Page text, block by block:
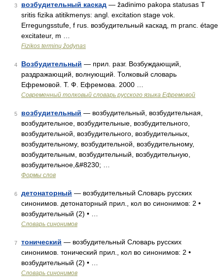
3 возбудительный каскад — žadinimo pakopa statusas T
sritis fizika atitikmenys: angl. excitation stage vok.
Erregungsstufe, f rus. возбудительный каскад, m pranc. étage
excitateur, m …
Fizikos terminų žodynas
4 Возбудительный — прил. разг. Возбуждающий,
раздражающий, волнующий. Толковый словарь
Ефремовой. Т. Ф. Ефремова. 2000 …
Современный толковый словарь русского языка Ефремовой
5 возбудительный — возбудительный, возбудительная,
возбудительное, возбудительные, возбудительного,
возбудительной, возбудительного, возбудительных,
возбудительному, возбудительной, возбудительному,
возбудительным, возбудительный, возбудительную,
возбудительное,&#8230; …
Формы слов
6 детонаторный — возбудительный Словарь русских
синонимов. детонаторный прил., кол во синонимов: 2 •
возбудительный (2) • …
Словарь синонимов
7 тонический — возбудительный Словарь русских
синонимов. тонический прил., кол во синонимов: 2 •
возбудительный (2) • …
Словарь синонимов